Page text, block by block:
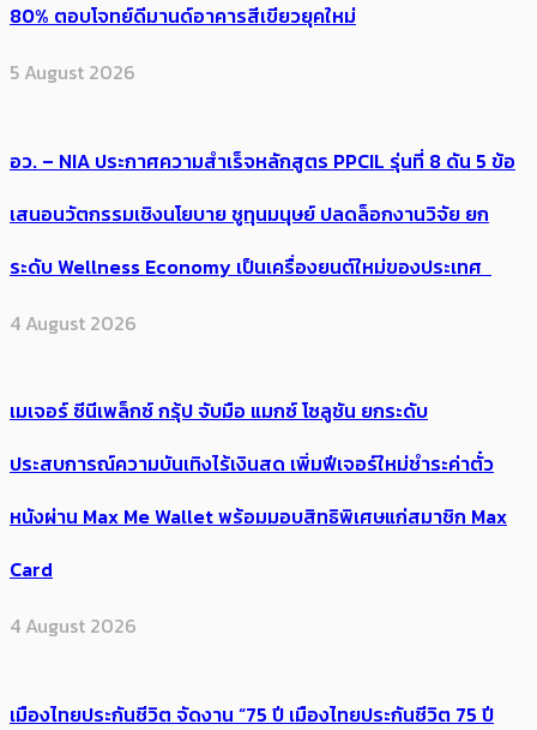
80% ตอบโจทย์ดีมานด์อาคารสีเขียวยุคใหม่
5 August 2026
อว. – NIA ประกาศความสำเร็จหลักสูตร PPCIL รุ่นที่ 8 ดัน 5 ข้อ
เสนอนวัตกรรมเชิงนโยบาย ชูทุนมนุษย์ ปลดล็อกงานวิจัย ยก
ระดับ Wellness Economy เป็นเครื่องยนต์ใหม่ของประเทศ
4 August 2026
เมเจอร์ ซีนีเพล็กซ์ กรุ้ป จับมือ แมกซ์ โซลูชัน ยกระดับ
ประสบการณ์ความบันเทิงไร้เงินสด เพิ่มฟีเจอร์ใหม่ชำระค่าตั๋ว
หนังผ่าน Max Me Wallet พร้อมมอบสิทธิพิเศษแก่สมาชิก Max
Card
4 August 2026
เมืองไทยประกันชีวิต จัดงาน “75 ปี เมืองไทยประกันชีวิต 75 ปี